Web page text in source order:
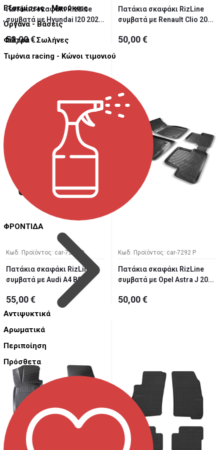
Εξατμίσεις - Μπούκιες
Όργανα - Βάσεις
Φίλτρα - Σωλήνες
Τιμόνια racing - Κώνοι τιμονιού
ΦΡΟΝΤΙΔΑ
Αντιψυκτικά
Αρωματικά
Περιποίηση
Πρόσθετα
Πατάκια σκαφάκι RizLine
συμβατά με Hyundai I20 202...
50,00 €
Πατάκια σκαφάκι RizLine
συμβατά με Renault Clio 20...
50,00 €
Κωδ. Προϊόντος: car-7293 P
Πατάκια σκαφάκι RizLine
συμβατά με Audi A4 B9
55,00 €
Κωδ. Προϊόντος: car-7292 P
Πατάκια σκαφάκι RizLine
συμβατά με Opel Astra J 20...
50,00 €